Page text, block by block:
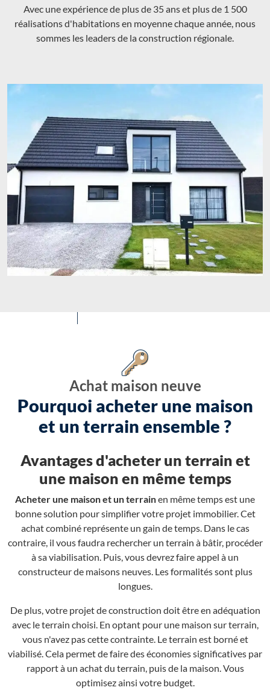
Avec une expérience de plus de 35 ans et plus de 1 500
réalisations d'habitations en moyenne chaque année, nous
sommes les leaders de la construction régionale.
Achat maison neuve
Pourquoi acheter une maison
et un terrain ensemble ?
Avantages d'acheter un terrain et
une maison en même temps
Acheter une maison et un terrainen même temps est une
bonne solution pour simplifier votre projet immobilier. Cet
achat combiné représente un gain de temps. Dans le cas
contraire, il vous faudra rechercher un terrain à bâtir, procéder
à sa viabilisation. Puis, vous devrez faire appel à un
constructeur de maisons neuves. Les formalités sont plus
longues.
De plus, votre projet de construction doit être en adéquation
avec le terrain choisi. En optant pour une maison sur terrain,
vous n'avez pas cette contrainte. Le terrain est borné et
viabilisé. Cela permet de faire des économies significatives par
rapport à un achat du terrain, puis de la maison. Vous
optimisez ainsi votre budget.